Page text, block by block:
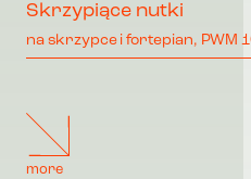
Skrzypiące nutki
na skrzypce i fortepian, PWM
more